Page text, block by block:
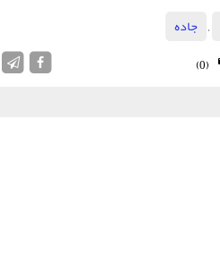
, جاده
(0)